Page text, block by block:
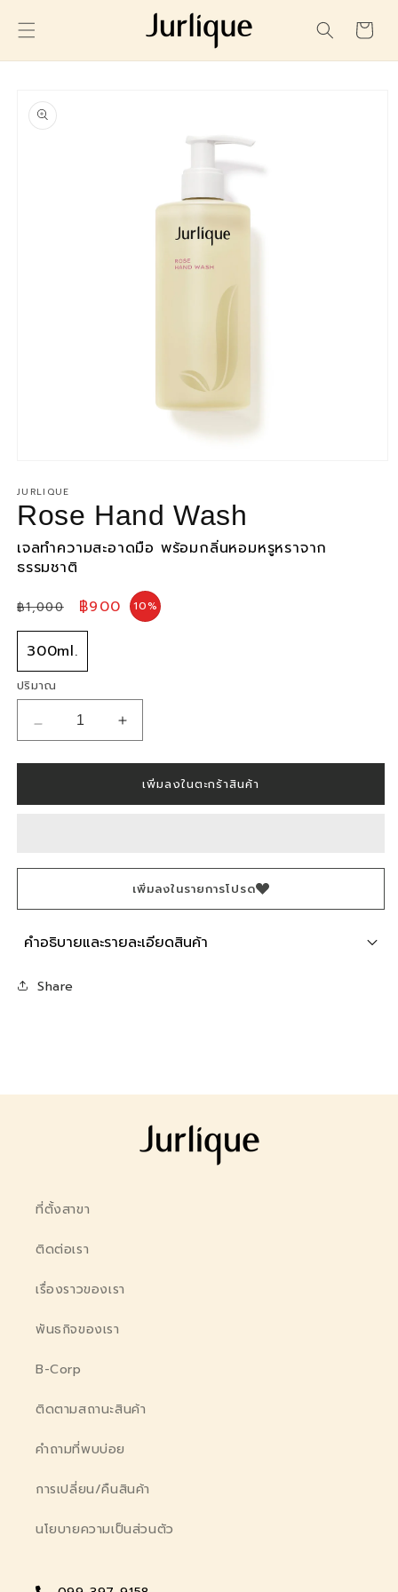
เนื้อหา
สินค้า
ข้อมูล
สินค้า
สื่อ
1
ใน
ดอล
JURLIQUE
Rose Hand Wash
เจลทำความสะอาดมือ พร้อมกลิ่นหอมหรูหราจาก
ธรรมชาติ
ราคา
ปกติ
฿1,000
ราคา
โปรโมชัน
฿900 10%
300ml.
ปริมาณ
Rose
สำหรับ
Rose
เพิ่มลงในตะกร้าสินค้า
เพิ่มลงในรายการโปรด
คำอธิบายและรายละเอียดสินค้า
Share
ที่ตั้งสาขา
ติดต่อเรา
เรื่องราวของเรา
พันธกิจของเรา
B-Corp
ติดตามสถานะสินค้า
คำถามที่พบบ่อย
การเปลี่ยน/คืนสินค้า
นโยบายความเป็นส่วนตัว